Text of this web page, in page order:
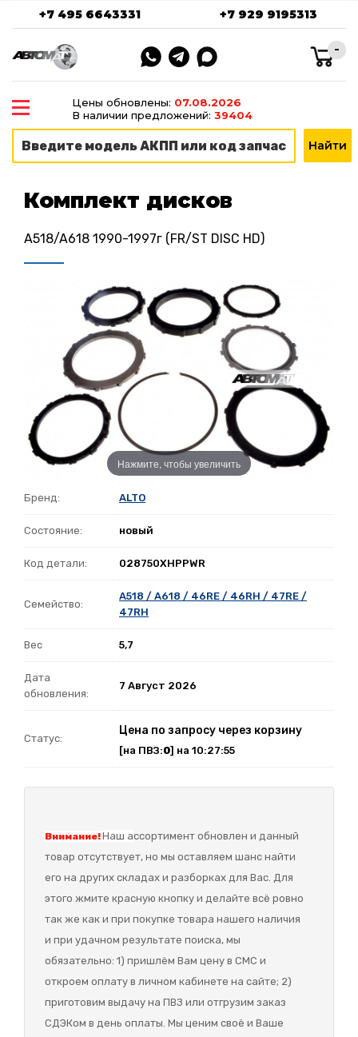
+7 495 6643331 +7 929 9195313
-
Цены обновлены: 07.08.2026
В наличии предложений: 39404
Комплект дисков
A518/A618 1990-1997г (FR/ST DISC HD)
Нажмите, чтобы увеличить
Бренд: ALTO
Состояние: новый
Код детали: 028750XHPPWR
Семейство:
A518 / A618 / 46RE / 46RH / 47RE /
47RH
Вес 5,7
Дата
обновления:
7 Август 2026
Статус:
Цена по запросу через корзину
[на ПВЗ:0] на 10:27:55
Внимание!Наш ассортимент обновлен и данный
товар отсутствует, но мы оставляем шанс найти
его на других складах и разборках для Вас. Для
этого жмите красную кнопку и делайте всё ровно
так же как и при покупке товара нашего наличия
и при удачном результате поиска, мы
обязательно: 1) пришлём Вам цену в СМС и
откроем оплату в личном кабинете на сайте; 2)
приготовим выдачу на ПВЗ или отгрузим заказ
СДЭКом в день оплаты. Мы ценим своё и Ваше